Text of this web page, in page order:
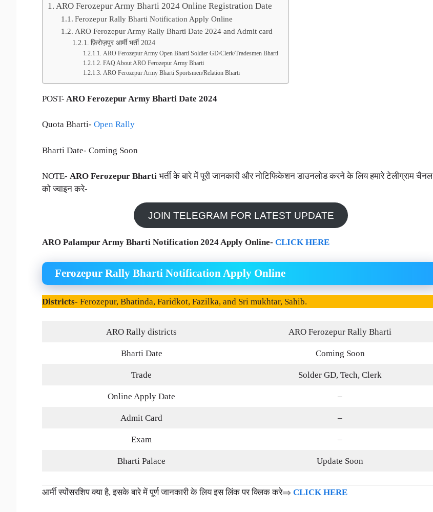
ARO Ferozepur Army Bharti 2024 Online Registration Date
Ferozepur Rally Bharti Notification Apply Online
ARO Ferozepur Army Rally Bharti Date 2024 and Admit card
फ़िरोज़पुर आर्मी भर्ती 2024
ARO Ferozepur Army Open Bharti Soldier GD/Clerk/Tradesmen Bharti
FAQ About ARO Ferozepur Army Bharti
ARO Ferozepur Army Bharti Sportsmen/Relation Bharti
POST- ARO Ferozepur Army Bharti Date 2024
Quota Bharti- Open Rally
Bharti Date- Coming Soon
NOTE- ARO Ferozepur Bharti भर्ती के बारे में पूरी जानकारी और नोटिफिकेशन डाउनलोड करने के लिय हमारे टेलीग्राम चैनल
को ज्वाइन करे-
JOIN TELEGRAM FOR LATEST UPDATE
ARO Palampur Army Bharti Notification 2024 Apply Online- CLICK HERE
Ferozepur Rally Bharti Notification Apply Online
Districts- Ferozepur, Bhatinda, Faridkot, Fazilka, and Sri mukhtar, Sahib.
ARO Rally districts ARO Ferozepur Rally Bharti
Bharti Date Coming Soon
Trade Solder GD, Tech, Clerk
Online Apply Date –
Admit Card –
Exam –
Bharti Palace Update Soon
आर्मी स्पोंसरशिप क्या है, इसके बारे में पूर्ण जानकारी के लिय इस लिंक पर क्लिक करे⇒ CLICK HERE